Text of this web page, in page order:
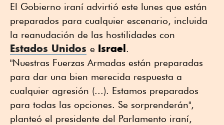
El Gobierno iraní advirtió este lunes que están
preparados para cualquier escenario, incluida
la reanudación de las hostilidades con
Estados Unidos e Israel.
"Nuestras Fuerzas Armadas están preparadas
para dar una bien merecida respuesta a
cualquier agresión (...). Estamos preparados
para todas las opciones. Se sorprenderán",
planteó el presidente del Parlamento iraní,